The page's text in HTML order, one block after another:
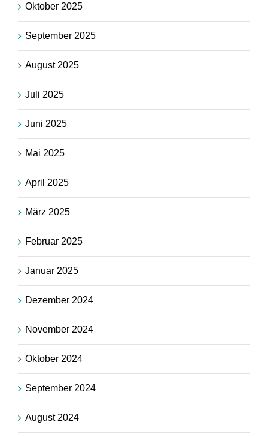
Oktober 2025
September 2025
August 2025
Juli 2025
Juni 2025
Mai 2025
April 2025
März 2025
Februar 2025
Januar 2025
Dezember 2024
November 2024
Oktober 2024
September 2024
August 2024